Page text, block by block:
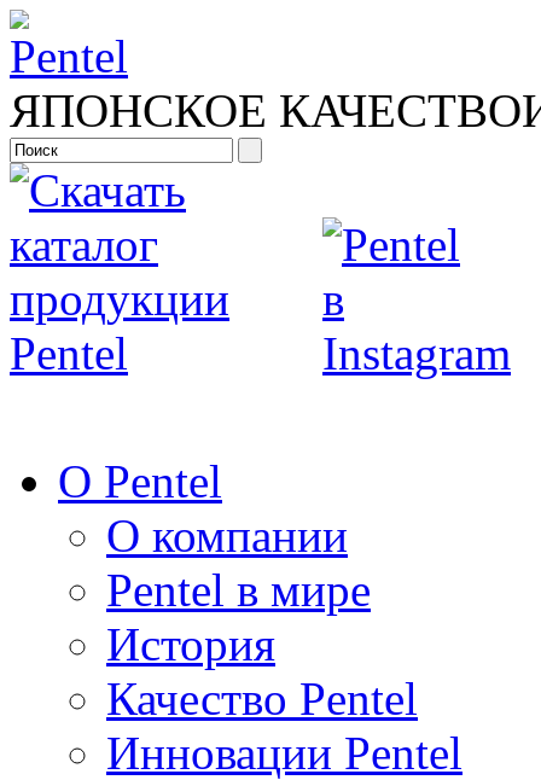
ЯПОНСКОЕ КАЧЕСТВО
О Pentel
О компании
Pentel в мире
История
Качество Pentel
Инновации Pentel